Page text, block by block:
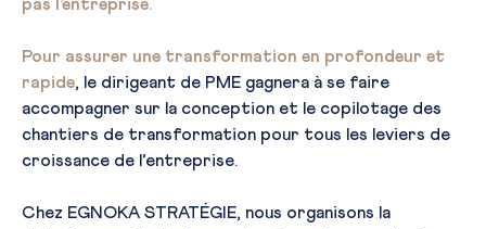
pas l’entreprise.
Pour assurer une transformation en profondeur et
rapide, le dirigeant de PME gagnera à se faire
accompagner sur la conception et le copilotage des
chantiers de transformation pour tous les leviers de
croissance de l’entreprise.
Chez EGNOKA STRATÉGIE, nous organisons la